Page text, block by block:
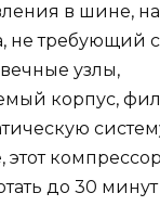
в шине,
не требующий
узлы,
корпус,
этот
до 30